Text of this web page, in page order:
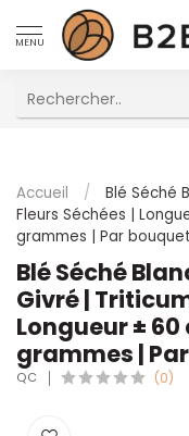
MENU
Accueil /
Blé Séché
Fleurs Séchées |
grammes | Par bouquet
Blé Séché
Givré |
Longueur ±
grammes |
QC (0)